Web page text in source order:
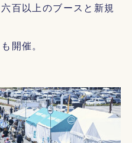
百以上のブースと新規
開催。